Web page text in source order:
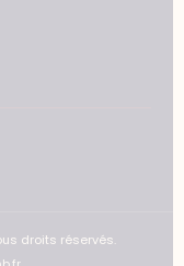
droits réservés.